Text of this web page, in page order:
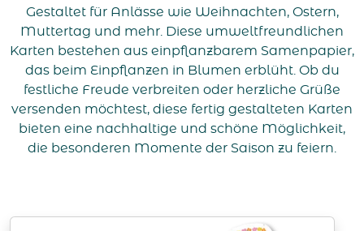
Gestaltet für Anlässe wie Weihnachten, Ostern,
Muttertag und mehr. Diese umweltfreundlichen
Karten bestehen aus einpflanzbarem Samenpapier,
das beim Einpflanzen in Blumen erblüht. Ob du
festliche Freude verbreiten oder herzliche Grüße
versenden möchtest, diese fertig gestalteten Karten
bieten eine nachhaltige und schöne Möglichkeit,
die besonderen Momente der Saison zu feiern.